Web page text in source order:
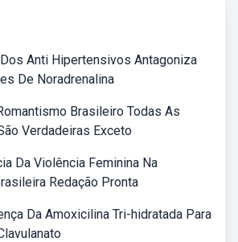
Anti Hipertensivos Antagoniza
De Noradrenalina
Brasileiro Todas As
Verdadeiras Exceto
Da Violência Feminina Na
Redação Pronta
Da Amoxicilina Tri-hidratada Para